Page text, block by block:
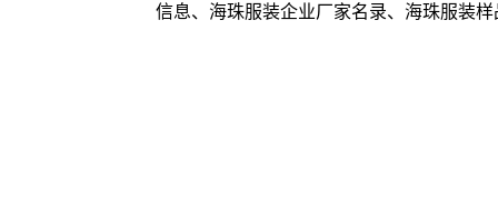
信息、海珠服装企业厂家名录、海珠服装